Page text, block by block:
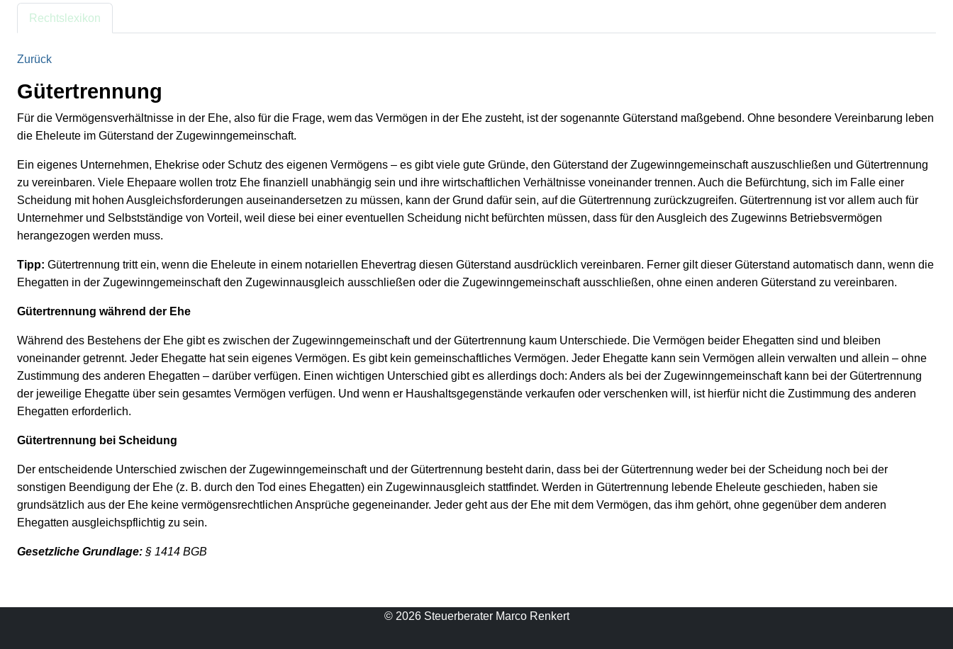
Rechtslexikon
Zurück
Gütertrennung
Für die Vermögensverhältnisse in der Ehe, also für die Frage, wem das Vermögen in der Ehe zusteht, ist der sogenannte Güterstand maßgebend. Ohne besondere Vereinbarung leben
die Eheleute im Güterstand der Zugewinngemeinschaft.
Ein eigenes Unternehmen, Ehekrise oder Schutz des eigenen Vermögens – es gibt viele gute Gründe, den Güterstand der Zugewinngemeinschaft auszuschließen und Gütertrennung
zu vereinbaren. Viele Ehepaare wollen trotz Ehe finanziell unabhängig sein und ihre wirtschaftlichen Verhältnisse voneinander trennen. Auch die Befürchtung, sich im Falle einer
Scheidung mit hohen Ausgleichsforderungen auseinandersetzen zu müssen, kann der Grund dafür sein, auf die Gütertrennung zurückzugreifen. Gütertrennung ist vor allem auch für
Unternehmer und Selbstständige von Vorteil, weil diese bei einer eventuellen Scheidung nicht befürchten müssen, dass für den Ausgleich des Zugewinns Betriebsvermögen
herangezogen werden muss.
Tipp: Gütertrennung tritt ein, wenn die Eheleute in einem notariellen Ehevertrag diesen Güterstand ausdrücklich vereinbaren. Ferner gilt dieser Güterstand automatisch dann, wenn die
Ehegatten in der Zugewinngemeinschaft den Zugewinnausgleich ausschließen oder die Zugewinngemeinschaft ausschließen, ohne einen anderen Güterstand zu vereinbaren.
Gütertrennung während der Ehe
Während des Bestehens der Ehe gibt es zwischen der Zugewinngemeinschaft und der Gütertrennung kaum Unterschiede. Die Vermögen beider Ehegatten sind und bleiben
voneinander getrennt. Jeder Ehegatte hat sein eigenes Vermögen. Es gibt kein gemeinschaftliches Vermögen. Jeder Ehegatte kann sein Vermögen allein verwalten und allein – ohne
Zustimmung des anderen Ehegatten – darüber verfügen. Einen wichtigen Unterschied gibt es allerdings doch: Anders als bei der Zugewinngemeinschaft kann bei der Gütertrennung
der jeweilige Ehegatte über sein gesamtes Vermögen verfügen. Und wenn er Haushaltsgegenstände verkaufen oder verschenken will, ist hierfür nicht die Zustimmung des anderen
Ehegatten erforderlich.
Gütertrennung bei Scheidung
Der entscheidende Unterschied zwischen der Zugewinngemeinschaft und der Gütertrennung besteht darin, dass bei der Gütertrennung weder bei der Scheidung noch bei der
sonstigen Beendigung der Ehe (z. B. durch den Tod eines Ehegatten) ein Zugewinnausgleich stattfindet. Werden in Gütertrennung lebende Eheleute geschieden, haben sie
grundsätzlich aus der Ehe keine vermögensrechtlichen Ansprüche gegeneinander. Jeder geht aus der Ehe mit dem Vermögen, das ihm gehört, ohne gegenüber dem anderen
Ehegatten ausgleichspflichtig zu sein.
Gesetzliche Grundlage: § 1414 BGB
© 2026 Steuerberater Marco Renkert